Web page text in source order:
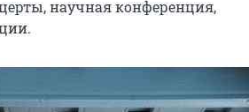
научная конференция,